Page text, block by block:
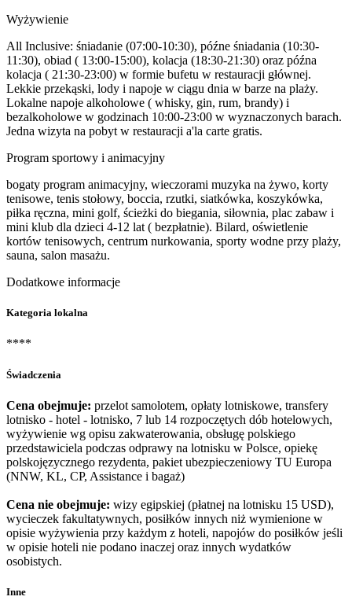
Wyżywienie
All Inclusive: śniadanie (07:00-10:30), późne śniadania (10:30-
11:30), obiad ( 13:00-15:00), kolacja (18:30-21:30) oraz późna
kolacja ( 21:30-23:00) w formie bufetu w restauracji głównej.
Lekkie przekąski, lody i napoje w ciągu dnia w barze na plaży.
Lokalne napoje alkoholowe ( whisky, gin, rum, brandy) i
bezalkoholowe w godzinach 10:00-23:00 w wyznaczonych barach.
Jedna wizyta na pobyt w restauracji a'la carte gratis.
Program sportowy i animacyjny
bogaty program animacyjny, wieczorami muzyka na żywo, korty
tenisowe, tenis stołowy, boccia, rzutki, siatkówka, koszykówka,
piłka ręczna, mini golf, ścieżki do biegania, siłownia, plac zabaw i
mini klub dla dzieci 4-12 lat ( bezpłatnie). Bilard, oświetlenie
kortów tenisowych, centrum nurkowania, sporty wodne przy plaży,
sauna, salon masażu.
Dodatkowe informacje
Kategoria lokalna
****
Świadczenia
Cena obejmuje: przelot samolotem, opłaty lotniskowe, transfery
lotnisko - hotel - lotnisko, 7 lub 14 rozpoczętych dób hotelowych,
wyżywienie wg opisu zakwaterowania, obsługę polskiego
przedstawiciela podczas odprawy na lotnisku w Polsce, opiekę
polskojęzycznego rezydenta, pakiet ubezpieczeniowy TU Europa
(NNW, KL, CP, Assistance i bagaż)
Cena nie obejmuje: wizy egipskiej (płatnej na lotnisku 15 USD),
wycieczek fakultatywnych, posiłków innych niż wymienione w
opisie wyżywienia przy każdym z hoteli, napojów do posiłków jeśli
w opisie hoteli nie podano inaczej oraz innych wydatków
osobistych.
Inne